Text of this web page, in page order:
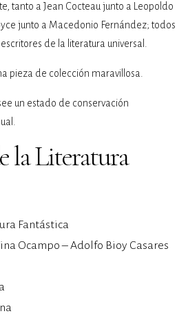
tanto a Jean Cocteau junto a Leopoldo
junto a Macedonio Fernández; todos
de la literatura universal.
pieza de colección maravillosa.
un estado de conservación
la Literatura
Fantástica
Ocampo – Adolfo Bioy Casares